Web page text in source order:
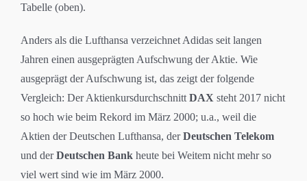
Tabelle (oben).
Anders als die Lufthansa verzeichnet Adidas seit langen
Jahren einen ausgeprägten Aufschwung der Aktie. Wie
ausgeprägt der Aufschwung ist, das zeigt der folgende
Vergleich: Der Aktienkursdurchschnitt DAX steht 2017 nicht
so hoch wie beim Rekord im März 2000; u.a., weil die
Aktien der Deutschen Lufthansa, derDeutschen Telekom
und derDeutschen Bank heute bei Weitem nicht mehr so
viel wert sind wie im März 2000.